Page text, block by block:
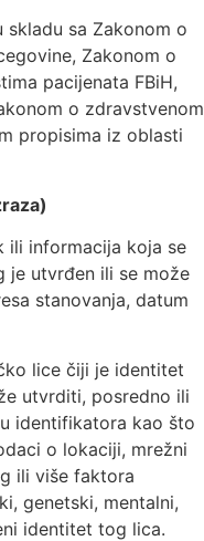
sa Zakonom o
Zakonom o
pacijenata FBiH,
o zdravstvenom
propisima iz oblasti
ili informacija koja se
je utvrđen ili se može
stanovanja, datum
lice čiji je identitet
utvrditi, posredno ili
identifikatora kao što
o lokaciji, mrežni
ili više faktora
genetski, mentalni,
identitet tog lica.